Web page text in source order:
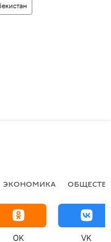
ЭКОНОМИКА
OK VK